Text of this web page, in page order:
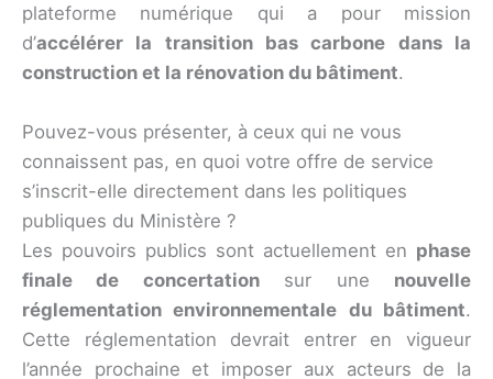
plateforme numérique qui a pour mission
d’accélérer la transition bas carbone dans la
construction et la rénovation du bâtiment.
Pouvez-vous présenter, à ceux qui ne vous
connaissent pas, en quoi votre offre de service
s’inscrit-elle directement dans les politiques
publiques du Ministère ?
Les pouvoirs publics sont actuellement en phase
finale de concertationsur une nouvelle
réglementation environnementale du bâtiment.
Cette réglementation devrait entrer en vigueur
l’année prochaine et imposer aux acteurs de la